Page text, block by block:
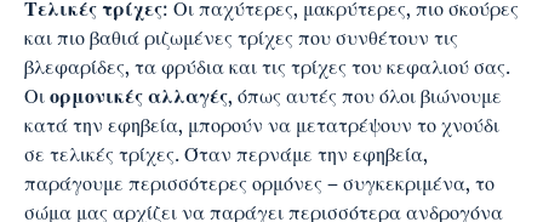
Τελικές τρίχες: Οι παχύτερες, μακρύτερες, πιο σκούρες
και πιο βαθιά ριζωμένες τρίχες που συνθέτουν τις
βλεφαρίδες, τα φρύδια και τις τρίχες του κεφαλιού σας.
Οιορμονικές αλλαγές, όπως αυτές που όλοι βιώνουμε
κατά την εφηβεία, μπορούν να μετατρέψουν το χνούδι
σε τελικές τρίχες. Όταν περνάμε την εφηβεία,
παράγουμε περισσότερες ορμόνες – συγκεκριμένα, το
σώμα μας αρχίζει να παράγει περισσότερα ανδρογόνα